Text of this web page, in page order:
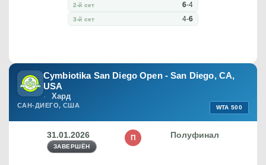
2-й сет 6-4
3-й сет 4-6
Cymbiotika San Diego Open - San Diego, CA,
USA
Хард
САН-ДИЕГО, США WTA 500
31.01.2026
ЗАВЕРШЁН
Полуфинал
П